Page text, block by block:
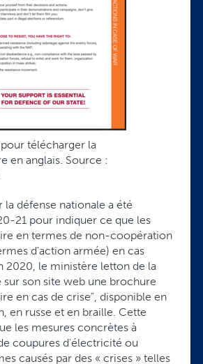
télécharger la
en anglais. Source :
la défense nationale a été
21 pour indiquer ce que les
en termes de non-coopération
d'action armée) en cas
2020, le ministère letton de la
sur son site web une brochure
en cas de crise", disponible en
en russe et en braille. Cette
les mesures concrètes à
coupures d'électricité ou
causés par des « crises » telles